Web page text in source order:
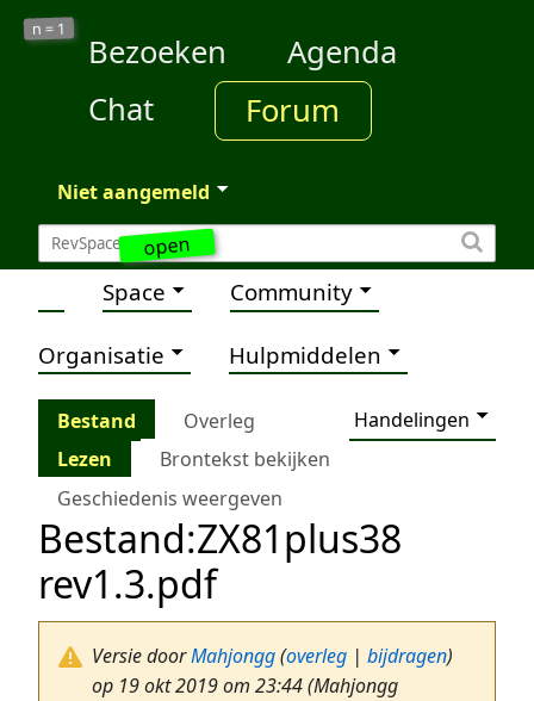
open
n = 1
Bezoeken
Agenda
Chat
Forum
Niet aangemeld
Space Community
Organisatie Hulpmiddelen
Bestand Overleg
Handelingen
Lezen
Brontekst bekijken
Geschiedenis weergeven
Bestand:ZX81plus38
rev1.3.pdf
Versie doorMahjongg(overleg | bijdragen)
op 19 okt 2019 om 23:44(Mahjongg